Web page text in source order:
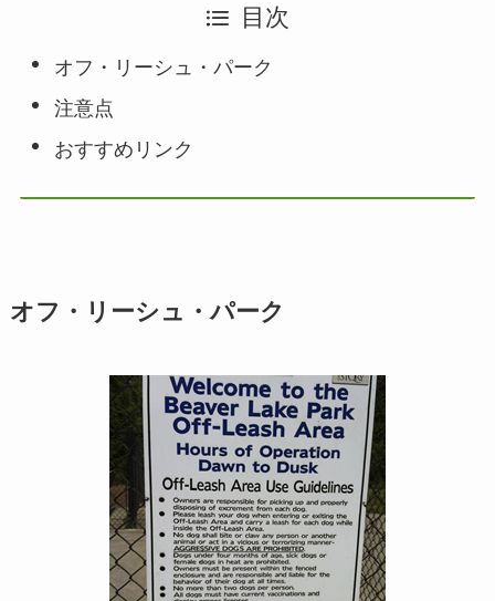
目次
オフ・リーシュ・パーク
注意点
おすすめリンク
オフ・リーシュ・パーク